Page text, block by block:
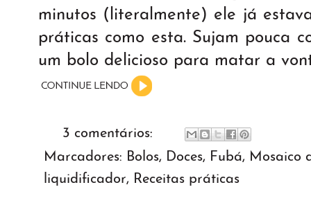
minutos (literalmente) ele já
práticas como esta. Sujam pouca
um bolo delicioso para matar a
3 comentários:
Marcadores: Bolos, Doces, Fubá, Mosaico
liquidificador, Receitas práticas